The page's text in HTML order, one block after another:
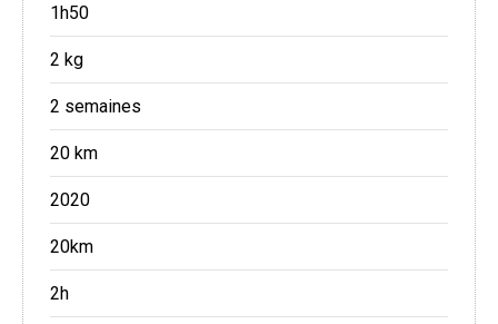
1h50
2 kg
2 semaines
20 km
2020
20km
2h